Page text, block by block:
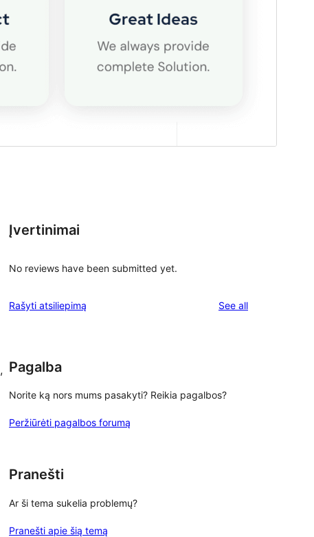
Įvertinimai
No reviews have been submitted yet.
Rašyti atsiliepimą See allreviews
Pagalba
Norite ką nors mums pasakyti? Reikia pagalbos?
Peržiūrėti pagalbos forumą
Pranešti
Ar ši tema sukelia problemų?
Pranešti apie šią temą